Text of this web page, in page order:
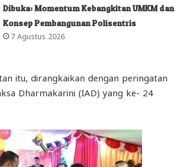
Dibuka: Momentum Kebangkitan UMKM dan
Konsep Pembangunan Polisentris
7 Agustus 2026
itu, dirangkaikan dengan peringatan
Dharmakarini (IAD) yang ke- 24